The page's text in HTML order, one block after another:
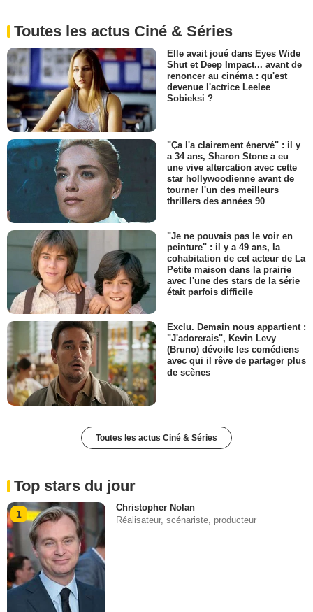
Toutes les actus Ciné & Séries
Elle avait joué dans Eyes Wide
Shut et Deep Impact... avant de
renoncer au cinéma : qu'est
devenue l'actrice Leelee
Sobieksi ?
"Ça l'a clairement énervé" : il y
a 34 ans, Sharon Stone a eu
une vive altercation avec cette
star hollywoodienne avant de
tourner l'un des meilleurs
thrillers des années 90
"Je ne pouvais pas le voir en
peinture" : il y a 49 ans, la
cohabitation de cet acteur de La
Petite maison dans la prairie
avec l'une des stars de la série
était parfois difficile
Exclu. Demain nous appartient :
"J'adorerais", Kevin Levy
(Bruno) dévoile les comédiens
avec qui il rêve de partager plus
de scènes
Toutes les actus Ciné & Séries
Top stars du jour
1
Christopher Nolan
Réalisateur, scénariste, producteur